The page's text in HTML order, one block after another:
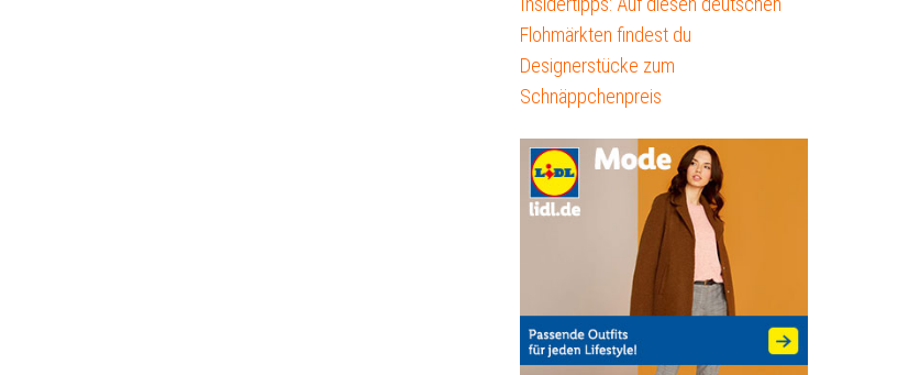
Flohmärkten findest du
Designerstücke zum
Schnäppchenpreis